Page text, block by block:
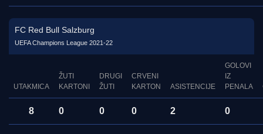
FC Red Bull Salzburg
UEFA Champions League 2021-22
UTAKMICA
ŽUTI
KARTONI
DRUGI
ŽUTI
CRVENI
KARTON
ASISTENCIJE
GOLOVI
IZ
PENALA
8 0 0 0 2 0